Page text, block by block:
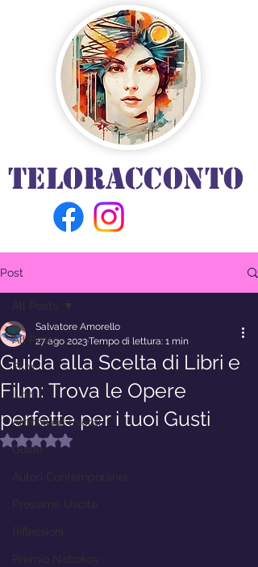
TELORACCONTO
Post
All Posts
Film
Libri
Articoli ed Eventi
Guide
Guida alla Scelta di Libri e
Film: Trova le Opere
perfette per i tuoi Gusti
Salvatore Amorello
27 ago 2023Tempo di lettura: 1 min
Valutazione NaN stelle su 5.